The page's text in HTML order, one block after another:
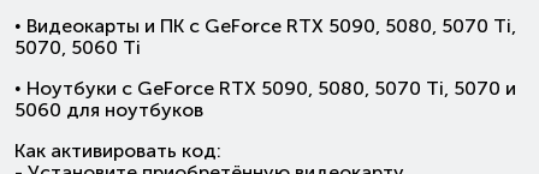
• Видеокарты и ПК с GeForce RTX 5090, 5080, 5070 Ti,
5070, 5060 Ti
• Ноутбуки с GeForce RTX 5090, 5080, 5070 Ti, 5070 и
5060 для ноутбуков
Как активировать код: